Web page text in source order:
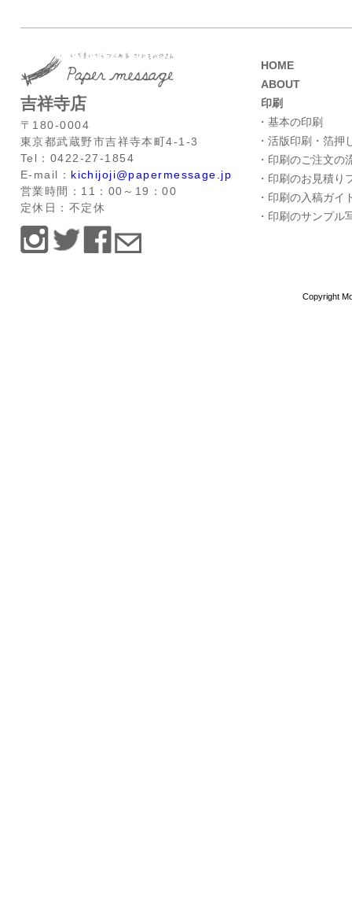
吉祥寺店
〒180-0004
東京都武蔵野市吉祥寺本町4-1-3
Tel：0422-27-1854
E-mail： kichijoji@papermessage.jp
営業時間：11：00～19：00
定休日：不定休
HOME
ABOUT
印刷
・基本の印刷
・活版印刷・箔押
・印刷のご注文の
・印刷のお見積り
・印刷の入稿ガイ
・印刷のサンプル
Copyright